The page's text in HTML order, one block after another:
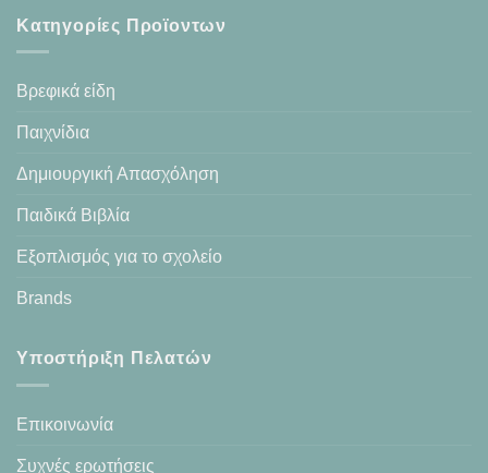
Κατηγορίες Προϊοντων
Βρεφικά είδη
Παιχνίδια
Δημιουργική Απασχόληση
Παιδικά Βιβλία
Εξοπλισμός για το σχολείο
Brands
Υποστήριξη Πελατών
Επικοινωνία
Συχνές ερωτήσεις